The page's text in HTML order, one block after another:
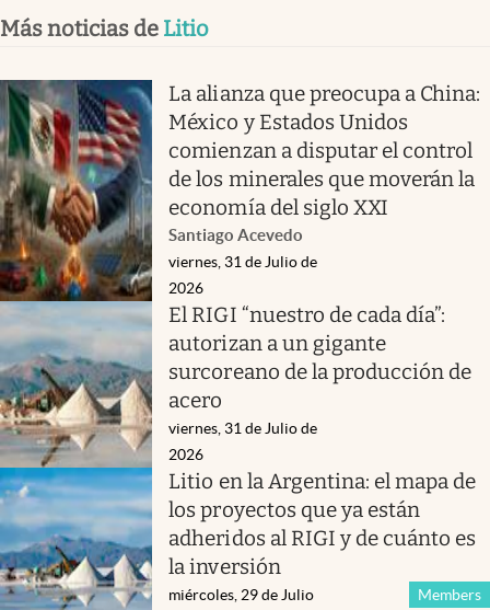
Más noticias de Litio
La alianza que preocupa a China:
México y Estados Unidos
comienzan a disputar el control
de los minerales que moverán la
economía del siglo XXI
Santiago Acevedo
viernes, 31 de Julio de
2026
El RIGI “nuestro de cada día”:
autorizan a un gigante
surcoreano de la producción de
acero
viernes, 31 de Julio de
2026
Litio en la Argentina: el mapa de
los proyectos que ya están
adheridos al RIGI y de cuánto es
la inversión
Members
miércoles, 29 de Julio